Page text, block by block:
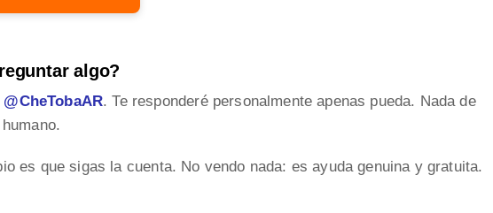
algo?
. Te responderé personalmente apenas pueda. Nada de
es que sigas la cuenta. No vendo nada: es ayuda genuina y gratuita.